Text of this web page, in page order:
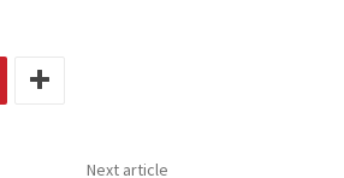
Next article